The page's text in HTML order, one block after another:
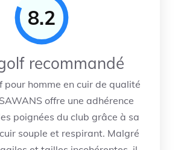
8.2
recommandé
pour homme en cuir de qualité
offre une adhérence
poignées du club grâce à sa
souple et respirant. Malgré